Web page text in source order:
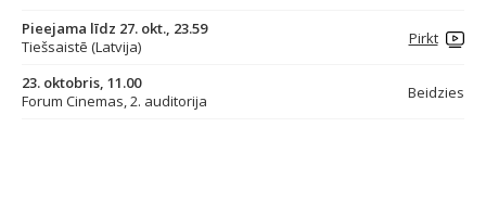
Pieejama līdz 27. okt., 23.59
Tiešsaistē (Latvija)
Pirkt
23. oktobris, 11.00
Forum Cinemas, 2. auditorija
Beidzies